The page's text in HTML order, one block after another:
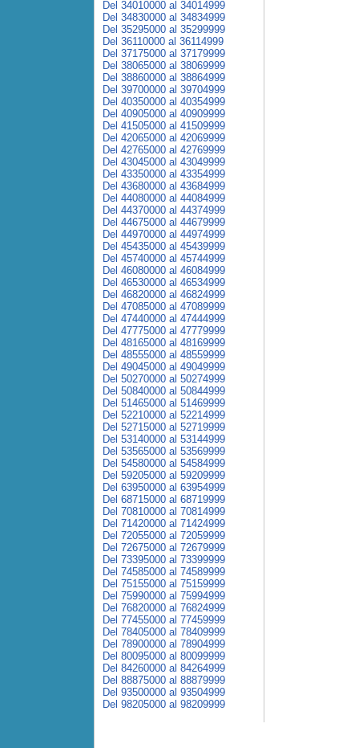
Del 34010000 al 34014999
Del 34830000 al 34834999
Del 35295000 al 35299999
Del 36110000 al 36114999
Del 37175000 al 37179999
Del 38065000 al 38069999
Del 38860000 al 38864999
Del 39700000 al 39704999
Del 40350000 al 40354999
Del 40905000 al 40909999
Del 41505000 al 41509999
Del 42065000 al 42069999
Del 42765000 al 42769999
Del 43045000 al 43049999
Del 43350000 al 43354999
Del 43680000 al 43684999
Del 44080000 al 44084999
Del 44370000 al 44374999
Del 44675000 al 44679999
Del 44970000 al 44974999
Del 45435000 al 45439999
Del 45740000 al 45744999
Del 46080000 al 46084999
Del 46530000 al 46534999
Del 46820000 al 46824999
Del 47085000 al 47089999
Del 47440000 al 47444999
Del 47775000 al 47779999
Del 48165000 al 48169999
Del 48555000 al 48559999
Del 49045000 al 49049999
Del 50270000 al 50274999
Del 50840000 al 50844999
Del 51465000 al 51469999
Del 52210000 al 52214999
Del 52715000 al 52719999
Del 53140000 al 53144999
Del 53565000 al 53569999
Del 54580000 al 54584999
Del 59205000 al 59209999
Del 63950000 al 63954999
Del 68715000 al 68719999
Del 70810000 al 70814999
Del 71420000 al 71424999
Del 72055000 al 72059999
Del 72675000 al 72679999
Del 73395000 al 73399999
Del 74585000 al 74589999
Del 75155000 al 75159999
Del 75990000 al 75994999
Del 76820000 al 76824999
Del 77455000 al 77459999
Del 78405000 al 78409999
Del 78900000 al 78904999
Del 80095000 al 80099999
Del 84260000 al 84264999
Del 88875000 al 88879999
Del 93500000 al 93504999
Del 98205000 al 98209999